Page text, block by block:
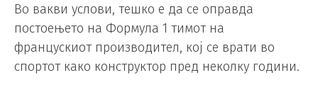
Во вакви услови, тешко е да се оправда
постоењето на Формула 1 тимот на
францускиот производител, кој се врати во
спортот како конструктор пред неколку години.